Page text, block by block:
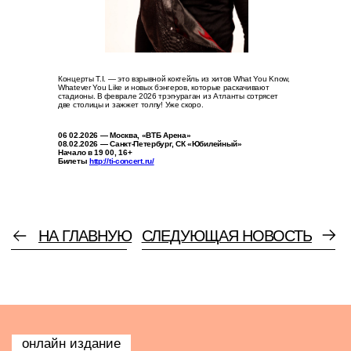
Концерты T.I. — это взрывной коктейль из хитов What You Know,
Whatever You Like и новых бэнгеров, которые раскачивают
стадионы. В феврале 2026 трэп-ураган из Атланты сотрясет
две столицы и зажжет толпу! Уже скоро.
06 02.2026 — Москва, «ВТБ Арена»
08.02.2026 — Санкт-Петербург, СК «Юбилейный»
Начало в 19 00, 16+
Билеты http://ti-concert.ru/